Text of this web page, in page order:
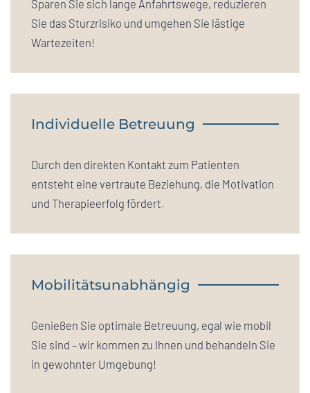
Sparen Sie sich lange Anfahrtswege, reduzieren
Sie das Sturzrisiko und umgehen Sie lästige
Wartezeiten!
Individuelle Betreuung
Durch den direkten Kontakt zum Patienten
entsteht eine vertraute Beziehung, die Motivation
und Therapieerfolg fördert.
Mobilitätsunabhängig
Genießen Sie optimale Betreuung, egal wie mobil
Sie sind – wir kommen zu Ihnen und behandeln Sie
in gewohnter Umgebung!